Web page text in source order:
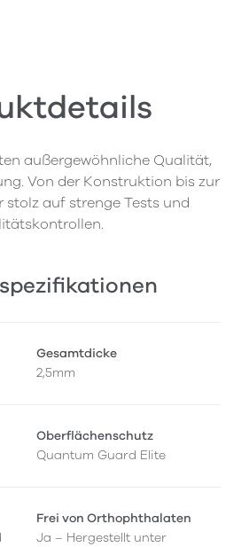
außergewöhnliche Qualität,
Von der Konstruktion bis zur
stolz auf strenge Tests und
Gesamtdicke
2,5mm
Oberflächenschutz
Quantum Guard Elite
Frei von Orthophthalaten
Ja – Hergestellt unter